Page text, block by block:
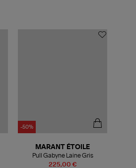
-50%
225,00 €
MARANT ÉTOILE
Pull Gabyne Laine Gris